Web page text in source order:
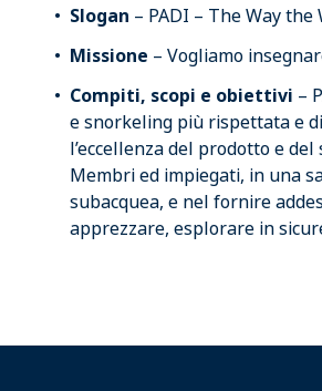
Slogan – PADI – The Way
Missione – Vogliamo
Compiti, scopi e obiettivi –
e snorkeling più rispettata e
l’eccellenza del prodotto e
Membri ed impiegati, in una
subacquea, e nel fornire
apprezzare, esplorare in